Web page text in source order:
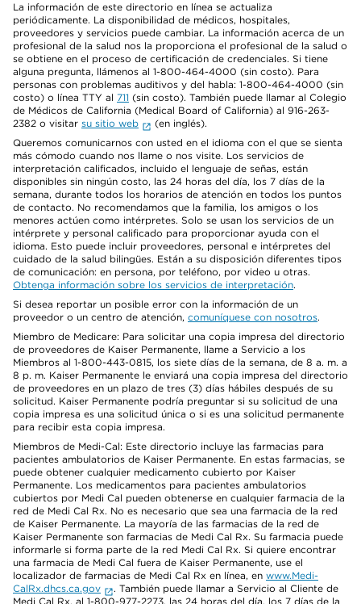
La información de este directorio en línea se actualiza
periódicamente. La disponibilidad de médicos, hospitales,
proveedores y servicios puede cambiar. La información acerca de un
profesional de la salud nos la proporciona el profesional de la salud o
se obtiene en el proceso de certificación de credenciales. Si tiene
alguna pregunta, llámenos al 1-800-464-4000 (sin costo). Para
personas con problemas auditivos y del habla: 1-800-464-4000 (sin
costo) o línea TTY al 711 (sin costo). También puede llamar al Colegio
de Médicos de California (Medical Board of California) al 916-263-
2382 o visitar su sitio web
(en inglés).
Queremos comunicarnos con usted en el idioma con el que se sienta
más cómodo cuando nos llame o nos visite. Los servicios de
interpretación calificados, incluido el lenguaje de señas, están
disponibles sin ningún costo, las 24 horas del día, los 7 días de la
semana, durante todos los horarios de atención en todos los puntos
de contacto. No recomendamos que la familia, los amigos o los
menores actúen como intérpretes. Solo se usan los servicios de un
intérprete y personal calificado para proporcionar ayuda con el
idioma. Esto puede incluir proveedores, personal e intérpretes del
cuidado de la salud bilingües. Están a su disposición diferentes tipos
de comunicación: en persona, por teléfono, por video u otras.
Obtenga información sobre los servicios de interpretación.
Si desea reportar un posible error con la información de un
proveedor o un centro de atención, comuníquese con nosotros.
Miembro de Medicare: Para solicitar una copia impresa del directorio
de proveedores de Kaiser Permanente, llame a Servicio a los
Miembros al 1-800-443-0815, los siete días de la semana, de 8 a. m. a
8 p. m. Kaiser Permanente le enviará una copia impresa del directorio
de proveedores en un plazo de tres (3) días hábiles después de su
solicitud. Kaiser Permanente podría preguntar si su solicitud de una
copia impresa es una solicitud única o si es una solicitud permanente
para recibir esta copia impresa.
Miembros de Medi-Cal: Este directorio incluye las farmacias para
pacientes ambulatorios de Kaiser Permanente. En estas farmacias, se
puede obtener cualquier medicamento cubierto por Kaiser
Permanente. Los medicamentos para pacientes ambulatorios
cubiertos por Medi Cal pueden obtenerse en cualquier farmacia de la
red de Medi Cal Rx. No es necesario que sea una farmacia de la red
de Kaiser Permanente. La mayoría de las farmacias de la red de
Kaiser Permanente son farmacias de Medi Cal Rx. Su farmacia puede
informarle si forma parte de la red Medi Cal Rx. Si quiere encontrar
una farmacia de Medi Cal fuera de Kaiser Permanente, use el
localizador de farmacias de Medi Cal Rx en línea, en www.Medi-
CalRx.dhcs.ca.gov
. También puede llamar a Servicio al Cliente de
Medi Cal Rx, al 1-800-977-2273, las 24 horas del día, los 7 días de la